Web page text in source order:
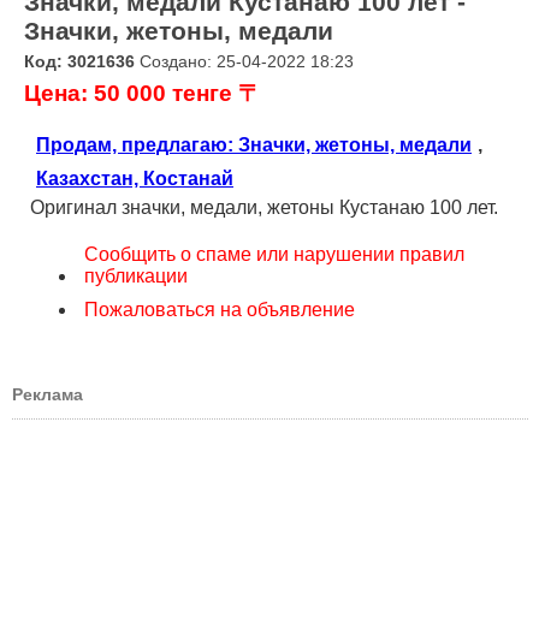
Значки, жетоны, медали
Код: 3021636 Создано: 25-04-2022 18:23
Цена: 50 000 тенге 〒
Продам, предлагаю: Значки, жетоны, медали ,
Казахстан, Костанай
Оригинал значки, медали, жетоны Кустанаю 100 лет.
Сообщить о спаме или нарушении правил
публикации
Пожаловаться на объявление
Реклама